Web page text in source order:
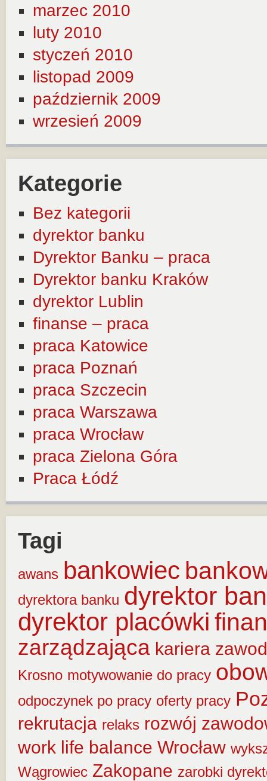
marzec 2010
luty 2010
styczeń 2010
listopad 2009
październik 2009
wrzesień 2009
Kategorie
Bez kategorii
dyrektor banku
Dyrektor Banku – praca
Dyrektor banku Kraków
dyrektor Lublin
finanse – praca
praca Katowice
praca Poznań
praca Szczecin
praca Warszawa
praca Wrocław
praca Zielona Góra
Praca Łódź
Tagi
awans bankowiec
dyrektora banku dyrektor
dyrektor placówki
zarządzająca kariera
Krosno motywowanie do pracy
odpoczynek po pracy oferty pracy
rekrutacja relaks rozwój
work life balance Wrocław
Wągrowiec Zakopane zarobki